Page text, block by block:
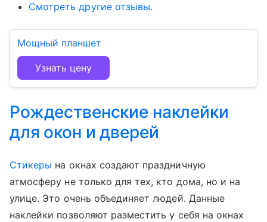
Смотреть другие отзывы.
Мощный планшет
Узнать цену
Рождественские наклейки
для окон и дверей
Стикеры на окнах создают праздничную
атмосферу не только для тех, кто дома, но и на
улице. Это очень объединяет людей. Данные
наклейки позволяют разместить у себя на окнах